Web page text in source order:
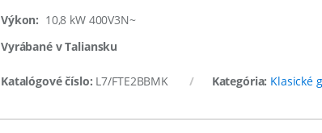
Výkon: 10,8 kW 400V3N~
Vyrábané v Taliansku
Katalógové číslo: L7/FTE2BBMK Kategória: Klasické